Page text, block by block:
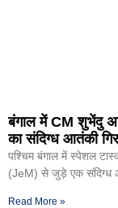
बंगाल में CM शुभेंदु
का संदिग्ध आतंकी
पश्चिम बंगाल में स्पेशल
(JeM) से जुड़े एक संदिग्ध
Read More »